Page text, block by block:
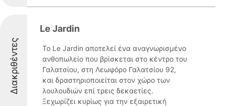
Διακριθέντες
Le Jardin
Το Le Jardin αποτελεί ένα αναγνωρισμένο
ανθοπωλείο που βρίσκεται στο κέντρο του
Γαλατσίου, στη Λεωφόρο Γαλατσίου 92,
και δραστηριοποιείται στον χώρο των
λουλουδιών επί τρεις δεκαετίες.
Ξεχωρίζει κυρίως για την εξαιρετική